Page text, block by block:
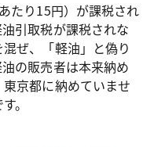
たり15円）が課税され
引取税が課税されな
ぜ、「軽油」と偽り
の販売者は本来納め
京都に納めていませ
。